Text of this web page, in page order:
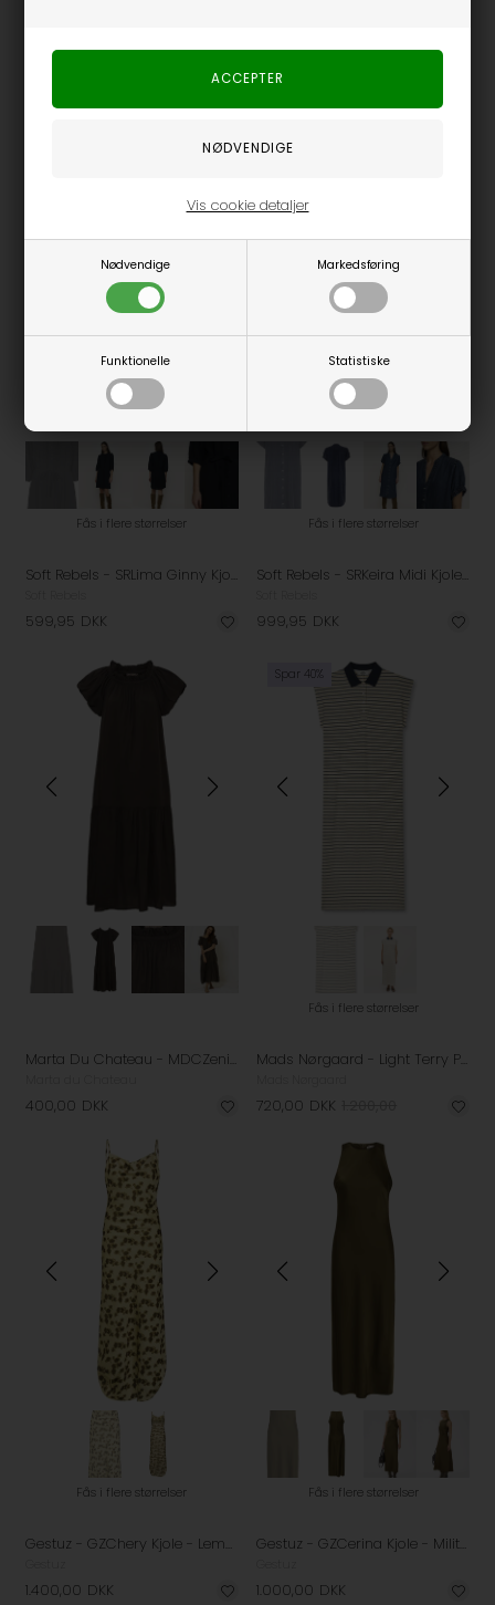
Nødvendige Markedsføring
Funktionelle Statistiske
Vis cookie detaljer
Marta du Chateau Gossia
Fås i flere størrelser
Soft Rebels - SRLima Ginny Kjole - Black
599,95 DKK
Fås i flere størrelser
Soft Rebels - SRKeira Midi Kjole - Dark Blue Denim
999,95 DKK
Marta Du Chateau - MDCZenith Kjole - Black
400,00 DKK
Spar 40%
Fås i flere størrelser
Mads Nørgaard - Light Terry Polly Kjole - Vanilla Ice/Sky Captain
720,00 DKK
Fås i flere størrelser
Gestuz - GZChery Kjole - Lemon Yellow Olive Flower
1.400,00 DKK
Fås i flere størrelser
Gestuz - GZCerina Kjole - Military Olive
1.000,00 DKK